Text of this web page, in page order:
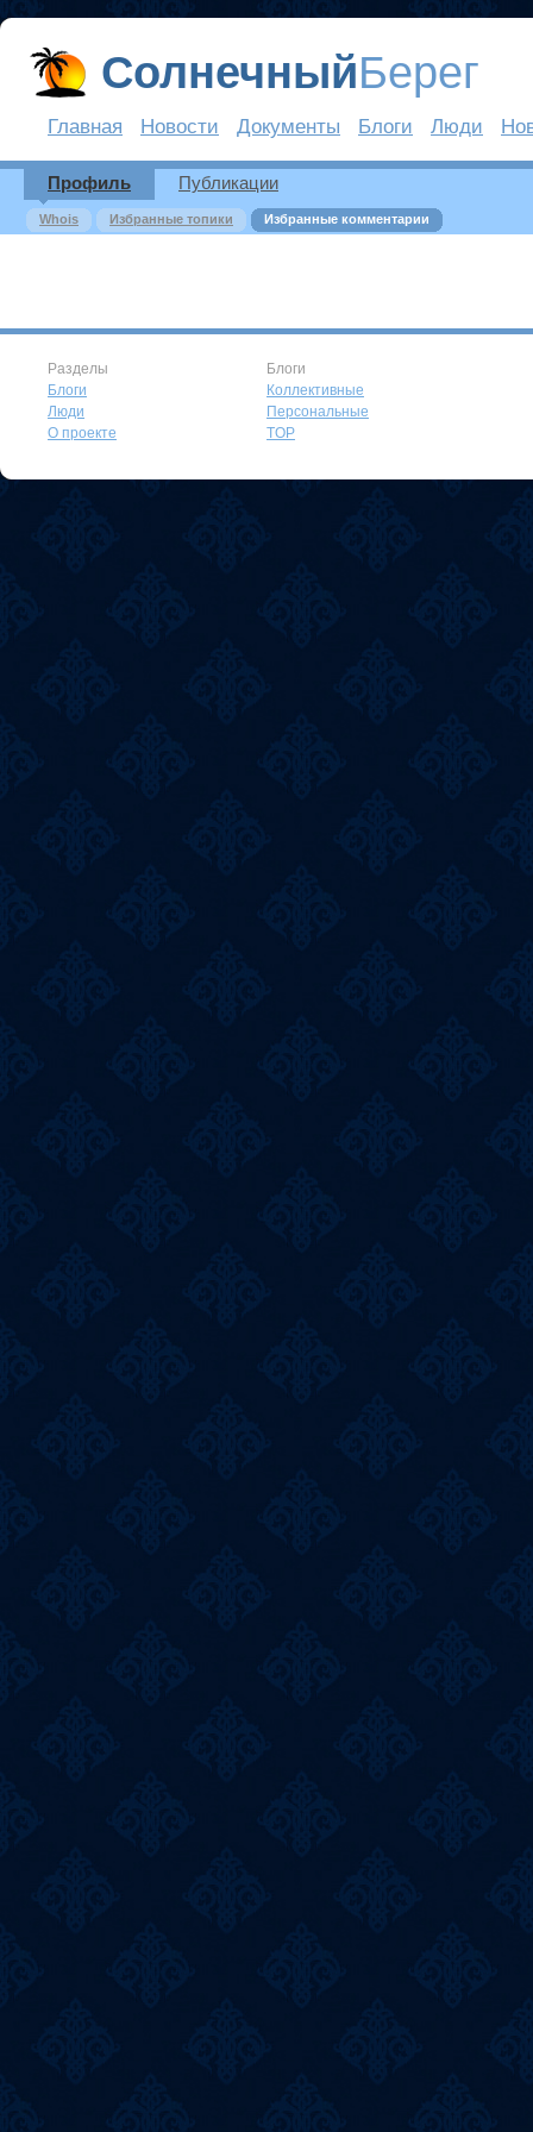
СолнечныйБерег
Главная Новости Документы Блоги Люди
Профиль
Whois Избранные топики Избранные комментарии
Публикации
Разделы
Блоги
Люди
О проекте
Блоги
Коллективные
Персональные
TOP